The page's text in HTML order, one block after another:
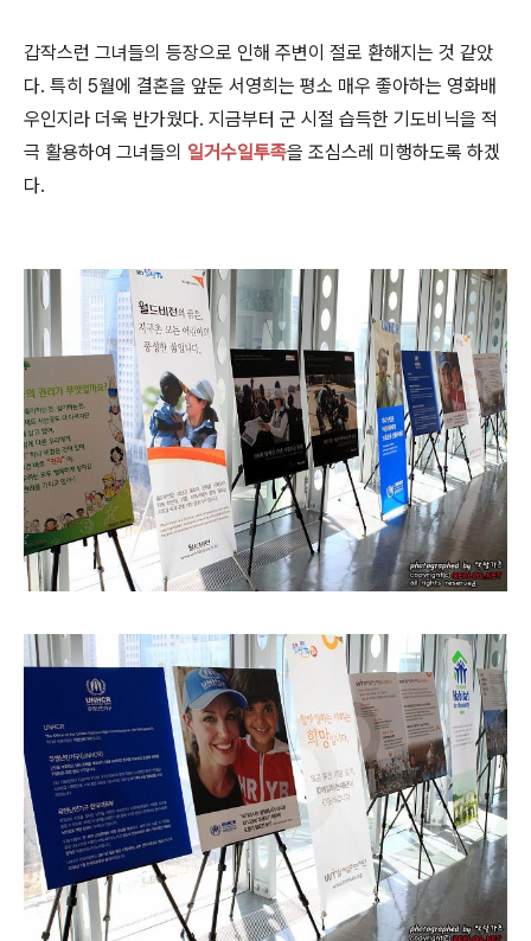
갑작스런 그녀들의 등장으로 인해 주변이 절로 환해지는 것 같았
다. 특히 5월에 결혼을 앞둔 서영희는 평소 매우 좋아하는 영화배
우인지라 더욱 반가웠다. 지금부터 군 시절 습득한 기도비닉을 적
극 활용하여 그녀들의 일거수일투족을 조심스레 미행하도록 하겠
다.